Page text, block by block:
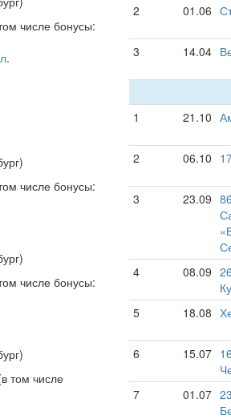
числе бонусы:
.
числе бонусы:
числе бонусы:
том числе
2 01.06
3 14.04
1
21.10
2 06.10
3 23.09
4 08.09
5 18.08
6 15.07
7 01.07